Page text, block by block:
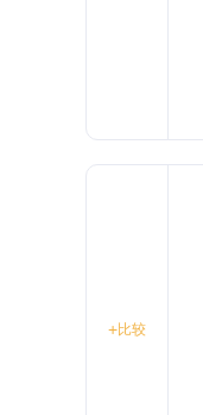
+比较